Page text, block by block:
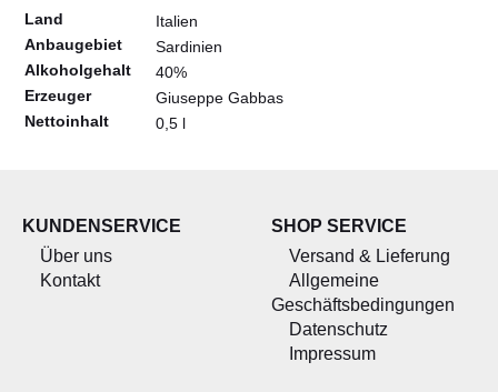
Land
Italien
Anbaugebiet
Sardinien
Alkoholgehalt
40%
Erzeuger
Giuseppe Gabbas
Nettoinhalt
0,5 l
KUNDENSERVICE
Über uns
Kontakt
SHOP SERVICE
Versand & Lieferung
Allgemeine
Geschäftsbedingungen
Datenschutz
Impressum